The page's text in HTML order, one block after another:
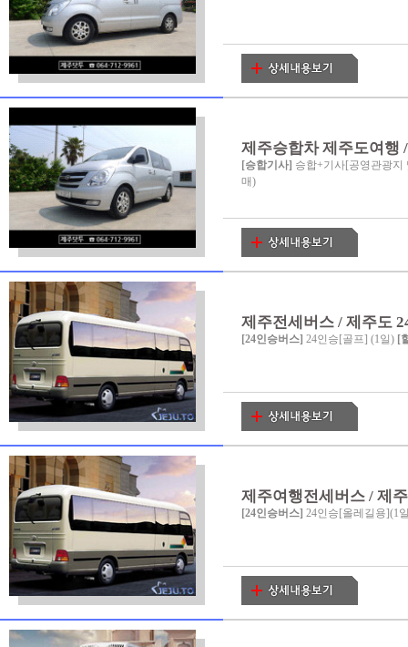
제주승합차 제주도여행
[승합기사] 승합+기사[공영관광
매)
제주전세버스 / 제주도
[24인승버스] 24인승[골프] (1일) [
제주여행전세버스 / 제
[24인승버스] 24인승[올레길용](1